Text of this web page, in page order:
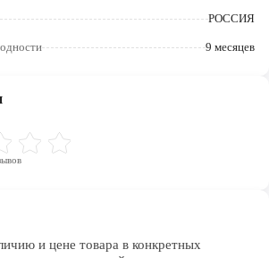
РОССИЯ
9 месяцев
и цене товара в конкретных